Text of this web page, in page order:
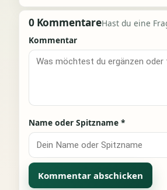
0 KommentareHast du eine
Kommentar
Name oder Spitzname *